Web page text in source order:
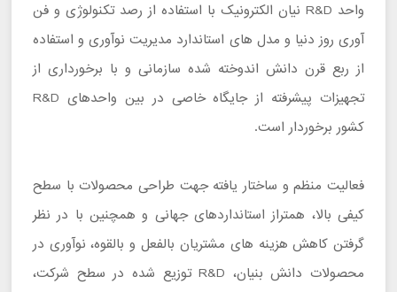
واحد R&D نیان الکترونیک با استفاده از رصد تکنولوژی و فن
‌آوری روز دنیا و مدل ‌های استاندارد مدیریت نوآوری و استفاده
از ربع قرن دانش اندوخته شده سازمانی و با برخورداری از
تجهیزات پیشرفته از جایگاه خاصی در بین واحدهای R&D
کشور برخوردار است.
فعالیت منظم و ساختار یافته جهت طراحی محصولات با سطح
کیفی بالا، همتراز استانداردهای جهانی و همچنین با در نظر
گرفتن کاهش هزینه‌ های مشتریان بالفعل و بالقوه، نوآوری در
محصولات دانش بنیان، R&D توزیع شده در سطح شرکت،